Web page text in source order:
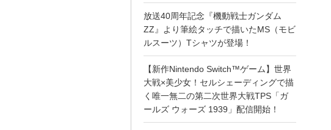
放送40周年記念『機動戦士ガンダム
ZZ』より筆絵タッチで描いたMS（モビ
ルスーツ）Tシャツが登場！
【新作Nintendo Switch™ゲーム】世界
大戦×美少女！セルシェーディングで描
く唯一無二の第二次世界大戦TPS「ガ
ールズ ウォーズ 1939」配信開始！